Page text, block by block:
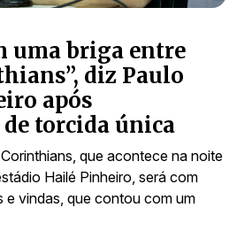
uma briga entre
diz Paulo
após
torcida única
que acontece na noite
Hailé Pinheiro, será com
e vindas, que contou com um